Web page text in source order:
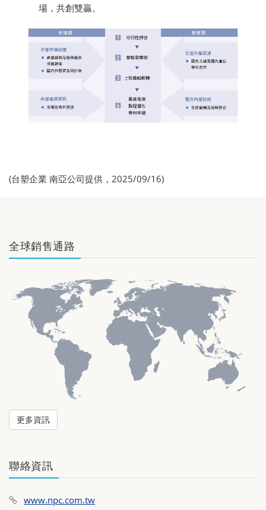
場，共創雙贏。
(台塑企業 南亞公司提供，2025/09/16)
全球銷售通路
更多資訊
聯絡資訊
www.npc.com.tw